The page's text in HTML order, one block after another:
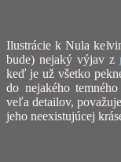
Ilustrácie k Nula
bude) nejaký výjav z
keď je už všetko
do nejakého
veľa detailov,
jeho neexistujúcej